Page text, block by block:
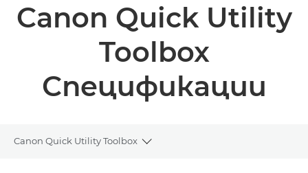
Бизнес продукти
Canon Quick Utility Toolbox - Софтуер в комплекта на imagePROGRAF
Canon Quick Utility
Toolbox
Спецификации
Canon Quick Utility Toolbox
Toggle breadcrumbs